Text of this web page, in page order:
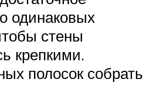
одинаковых
стены
крепкими.
полосок собрать